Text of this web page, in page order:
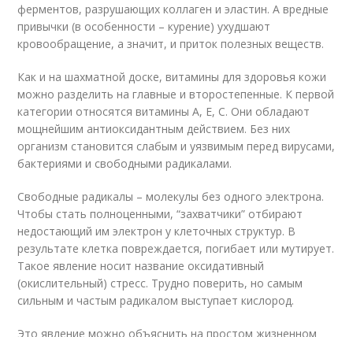
ферментов, разрушающих коллаген и эластин. А вредные
привычки (в особенности – курение) ухудшают
кровообращение, а значит, и приток полезных веществ.
Как и на шахматной доске, витамины для здоровья кожи
можно разделить на главные и второстепенные. К первой
категории относятся витамины А, Е, С. Они обладают
мощнейшим антиоксидантным действием. Без них
организм становится слабым и уязвимым перед вирусами,
бактериями и свободными радикалами.
Свободные радикалы – молекулы без одного электрона.
Чтобы стать полноценными, “захватчики” отбирают
недостающий им электрон у клеточных структур. В
результате клетка повреждается, погибает или мутирует.
Такое явление носит название оксидативный
(окислительный) стресс. Трудно поверить, но самым
сильным и частым радикалом выступает кислород.
Это явление можно объяснить на простом жизненном